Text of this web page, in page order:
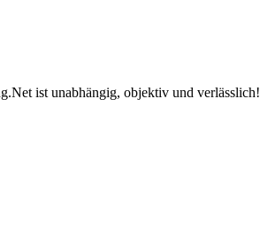
ist unabhängig, objektiv und verlässlich!